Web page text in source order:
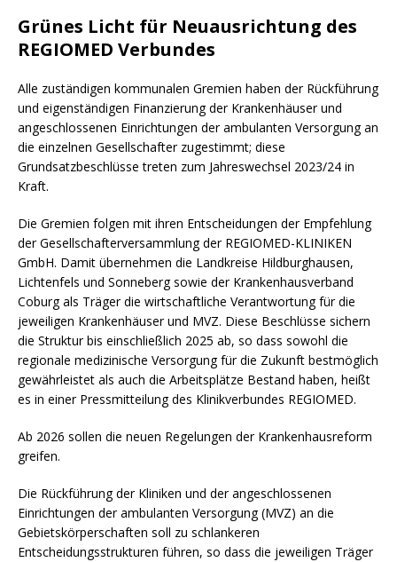
Grünes Licht für Neuausrichtung des
REGIOMED Verbundes
Alle zuständigen kommunalen Gremien haben der Rückführung
und eigenständigen Finanzierung der Krankenhäuser und
angeschlossenen Einrichtungen der ambulanten Versorgung an
die einzelnen Gesellschafter zugestimmt; diese
Grundsatzbeschlüsse treten zum Jahreswechsel 2023/24 in
Kraft.
Die Gremien folgen mit ihren Entscheidungen der Empfehlung
der Gesellschafterversammlung der REGIOMED-KLINIKEN
GmbH. Damit übernehmen die Landkreise Hildburghausen,
Lichtenfels und Sonneberg sowie der Krankenhausverband
Coburg als Träger die wirtschaftliche Verantwortung für die
jeweiligen Krankenhäuser und MVZ. Diese Beschlüsse sichern
die Struktur bis einschließlich 2025 ab, so dass sowohl die
regionale medizinische Versorgung für die Zukunft bestmöglich
gewährleistet als auch die Arbeitsplätze Bestand haben, heißt
es in einer Pressmitteilung des Klinikverbundes REGIOMED.
Ab 2026 sollen die neuen Regelungen der Krankenhausreform
greifen.
Die Rückführung der Kliniken und der angeschlossenen
Einrichtungen der ambulanten Versorgung (MVZ) an die
Gebietskörperschaften soll zu schlankeren
Entscheidungsstrukturen führen, so dass die jeweiligen Träger